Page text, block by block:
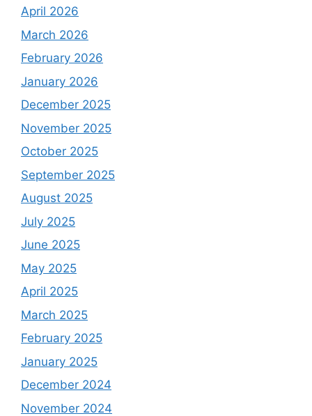
April 2026
March 2026
February 2026
January 2026
December 2025
November 2025
October 2025
September 2025
August 2025
July 2025
June 2025
May 2025
April 2025
March 2025
February 2025
January 2025
December 2024
November 2024